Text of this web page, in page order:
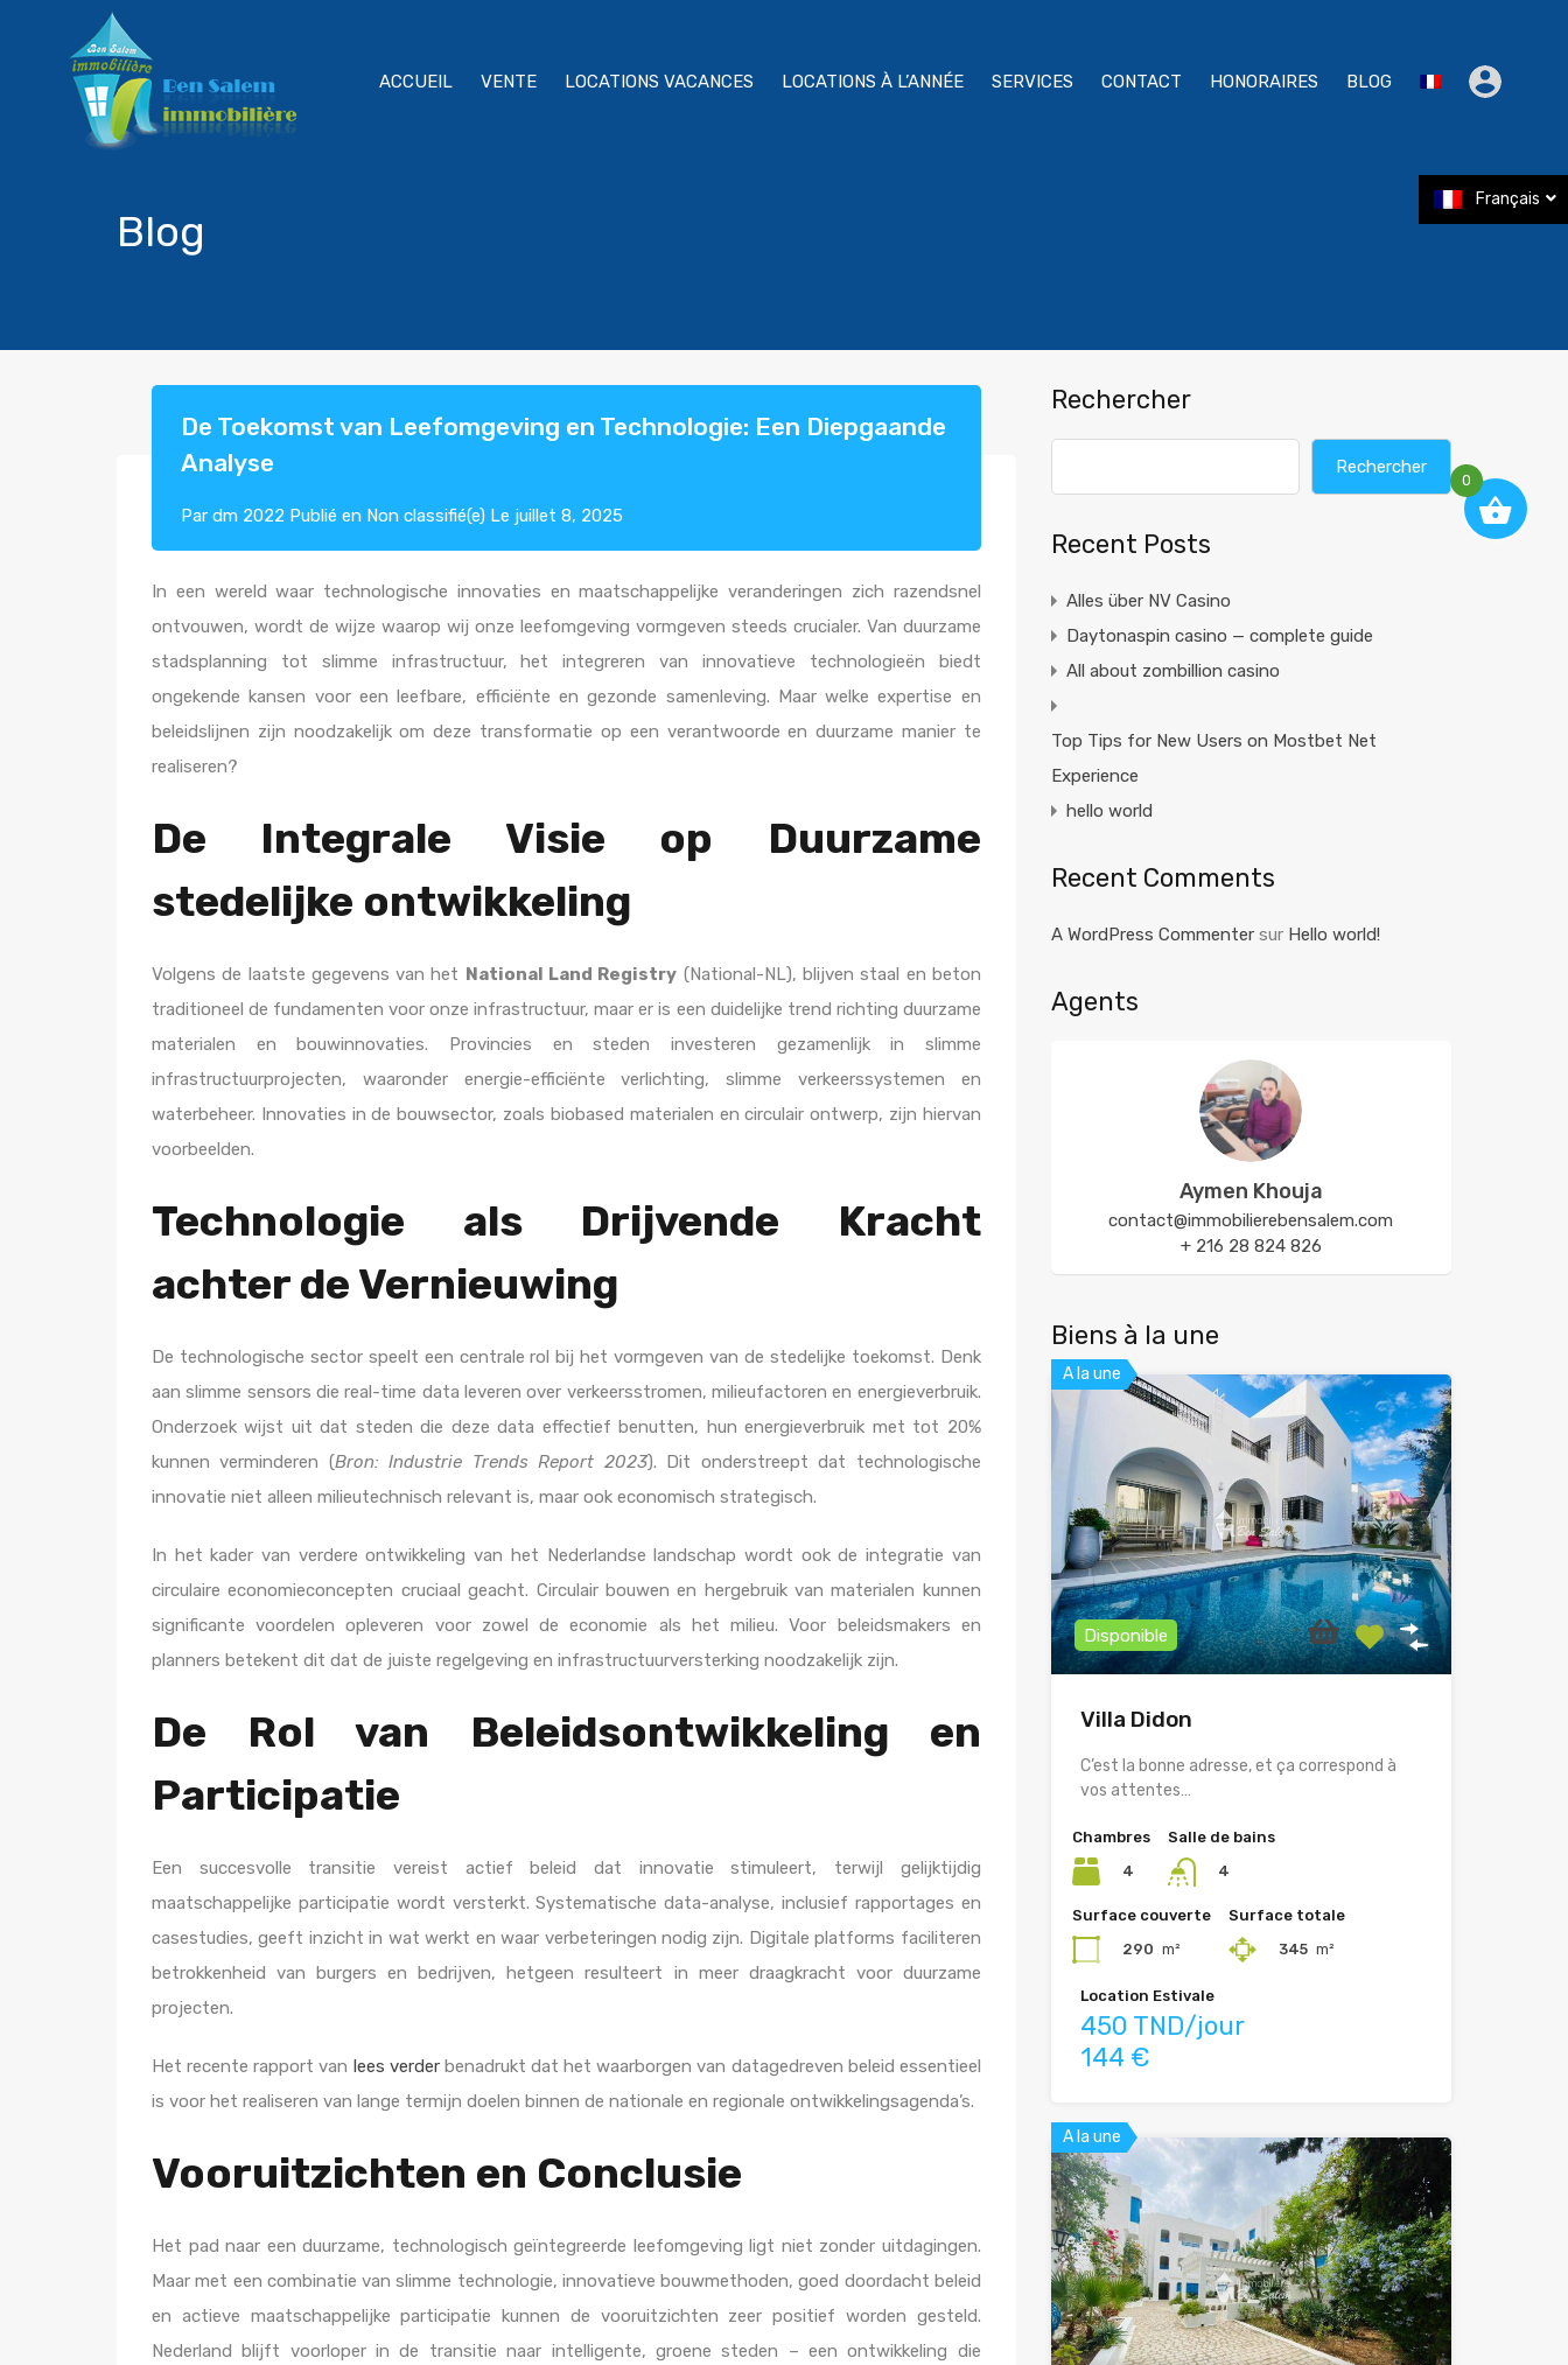
ACCUEIL VENTE LOCATIONS VACANCES LOCATIONS À L’ANNÉE SERVICES CONTACT HONORAIRES BLOG
Blog
De Toekomst van Leefomgeving en Technologie: Een Diepgaande
Analyse
Par dm 2022 Publié en Non classifié(e) Le juillet 8, 2025
In een wereld waar technologische innovaties en maatschappelijke veranderingen zich razendsnel
ontvouwen, wordt de wijze waarop wij onze leefomgeving vormgeven steeds crucialer. Van duurzame
stadsplanning tot slimme infrastructuur, het integreren van innovatieve technologieën biedt
ongekende kansen voor een leefbare, efficiënte en gezonde samenleving. Maar welke expertise en
beleidslijnen zijn noodzakelijk om deze transformatie op een verantwoorde en duurzame manier te
realiseren?
De Integrale Visie op Duurzame
stedelijke ontwikkeling
Volgens de laatste gegevens van het National Land Registry (National-NL), blijven staal en beton
traditioneel de fundamenten voor onze infrastructuur, maar er is een duidelijke trend richting duurzame
materialen en bouwinnovaties. Provincies en steden investeren gezamenlijk in slimme
infrastructuurprojecten, waaronder energie-efficiënte verlichting, slimme verkeerssystemen en
waterbeheer. Innovaties in de bouwsector, zoals biobased materialen en circulair ontwerp, zijn hiervan
voorbeelden.
Technologie als Drijvende Kracht
achter de Vernieuwing
De technologische sector speelt een centrale rol bij het vormgeven van de stedelijke toekomst. Denk
aan slimme sensors die real-time data leveren over verkeersstromen, milieufactoren en energieverbruik.
Onderzoek wijst uit dat steden die deze data effectief benutten, hun energieverbruik met tot 20%
kunnen verminderen (Bron: Industrie Trends Report 2023). Dit onderstreept dat technologische
innovatie niet alleen milieutechnisch relevant is, maar ook economisch strategisch.
In het kader van verdere ontwikkeling van het Nederlandse landschap wordt ook de integratie van
circulaire economieconcepten cruciaal geacht. Circulair bouwen en hergebruik van materialen kunnen
significante voordelen opleveren voor zowel de economie als het milieu. Voor beleidsmakers en
planners betekent dit dat de juiste regelgeving en infrastructuurversterking noodzakelijk zijn.
De Rol van Beleidsontwikkeling en
Participatie
Een succesvolle transitie vereist actief beleid dat innovatie stimuleert, terwijl gelijktijdig
maatschappelijke participatie wordt versterkt. Systematische data-analyse, inclusief rapportages en
casestudies, geeft inzicht in wat werkt en waar verbeteringen nodig zijn. Digitale platforms faciliteren
betrokkenheid van burgers en bedrijven, hetgeen resulteert in meer draagkracht voor duurzame
projecten.
Het recente rapport van lees verderbenadrukt dat het waarborgen van datagedreven beleid essentieel
is voor het realiseren van lange termijn doelen binnen de nationale en regionale ontwikkelingsagenda’s.
Vooruitzichten en Conclusie
Het pad naar een duurzame, technologisch geïntegreerde leefomgeving ligt niet zonder uitdagingen.
Maar met een combinatie van slimme technologie, innovatieve bouwmethoden, goed doordacht beleid
en actieve maatschappelijke participatie kunnen de vooruitzichten zeer positief worden gesteld.
Nederland blijft voorloper in de transitie naar intelligente, groene steden – een ontwikkeling die
Rechercher
Rechercher
Recent Posts
Alles über NV Casino
Daytonaspin casino — complete guide
All about zombillion casino
Top Tips for New Users on Mostbet Net
Experience
hello world
Recent Comments
A WordPress Commentersur Hello world!
Agents
Aymen Khouja
contact@immobilierebensalem.com
+ 216 28 824 826
Biens à la une
A la une
Disponible
Villa Didon
C’est la bonne adresse, et ça correspond à
vos attentes…
Chambres
4
Salle de bains
4
Surface couverte
290 m²
Surface totale
345 m²
Location Estivale
450 TND/jour
144 €
A la une
Français
0